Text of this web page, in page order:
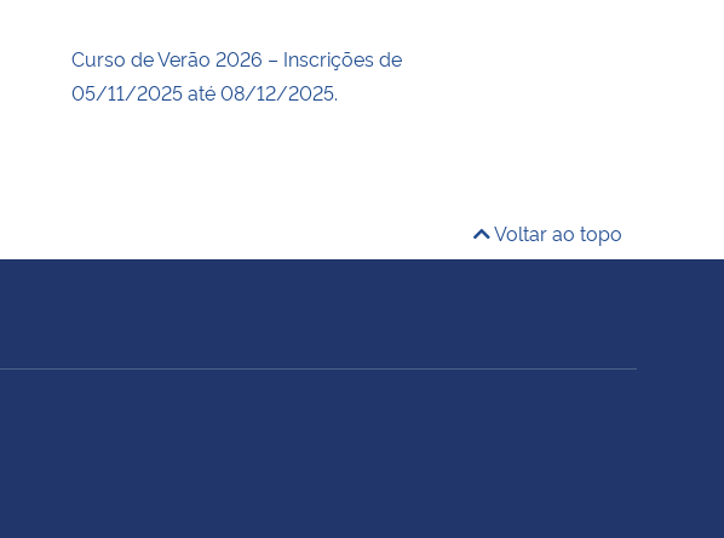
Curso de Verão 2026 – Inscrições de
05/11/2025 até 08/12/2025.
Voltar ao topo